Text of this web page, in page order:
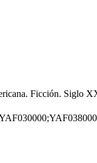
Ficción. Siglo